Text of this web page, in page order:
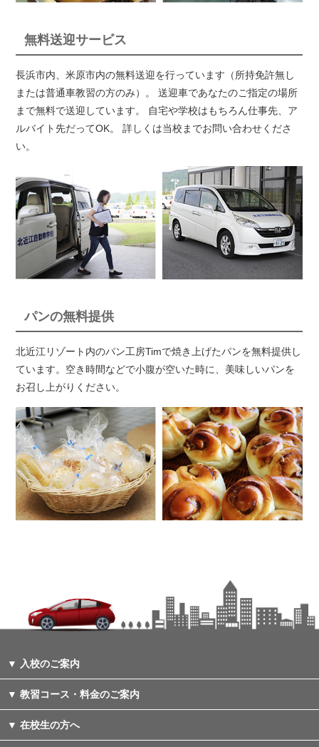
無料送迎サービス
長浜市内、米原市内の無料送迎を行っています（所持免許無し
または普通車教習の方のみ）。 送迎車であなたのご指定の場所
まで無料で送迎しています。 自宅や学校はもちろん仕事先、ア
ルバイト先だってOK。 詳しくは当校までお問い合わせくださ
い。
パンの無料提供
北近江リゾート内のパン工房Timで焼き上げたパンを無料提供し
ています。空き時間などで小腹が空いた時に、美味しいパンを
お召し上がりください。
入校のご案内
教習コース・料金のご案内
在校生の方へ